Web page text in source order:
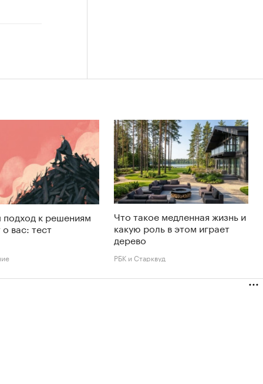
к решениям
вас: тест
Что такое медленная жизнь и
какую роль в этом играет
дерево
РБК и Старквуд